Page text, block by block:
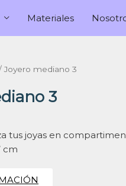
Materiales
Joyero mediano 3
3
tus joyas en
cm